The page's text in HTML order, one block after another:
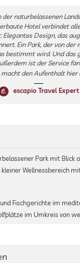
der naturbelassenen
Hotel verbindet
Elegantes Design, das
Ein Park, der von der
bestimmt wird. Und das
ist der Service
macht den Aufenthalt hier
escapio Travel Expert
Park mit Blick
Wellnessbereich
Fischgerichte im
im Umkreis von